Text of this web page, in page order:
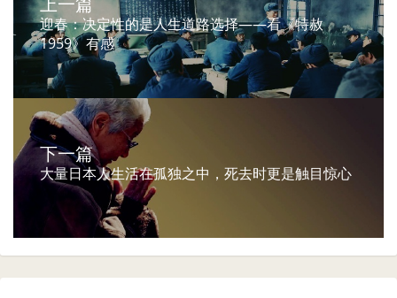
迎春：决定性的是人生道路选择——看《特赦
1959》有感
下一篇
大量日本人生活在孤独之中，死去时更是触目惊心